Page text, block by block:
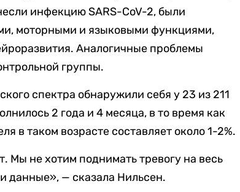
инфекцию SARS-CoV-2, были
моторными и языковыми функциями,
Аналогичные проблемы
группы.
спектра обнаружили себя у 23 из 211
2 года и 4 месяца, в то время как
в таком возрасте составляет около 1-2%.
Мы не хотим поднимать тревогу на весь
данные», — сказала Нильсен.